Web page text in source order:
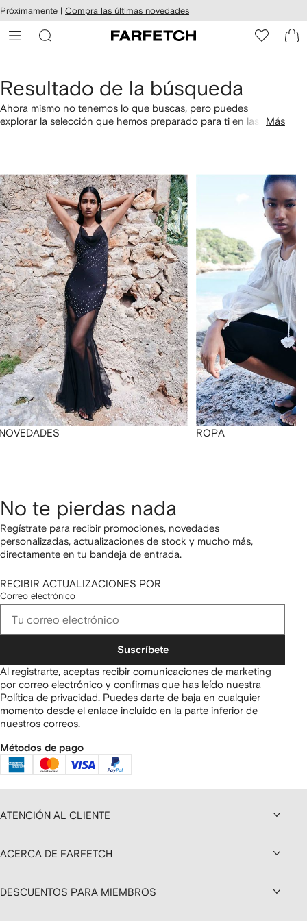
al
Próximamente | Compra las últimas novedades
Resultado de la búsqueda
Ahora mismo no tenemos lo que buscas, pero puedes
explorar la selección que hemos preparado para ti en las
Más
ROPA
No te pierdas nada
Regístrate para recibir promociones, novedades
personalizadas, actualizaciones de stock y mucho más,
directamente en tu bandeja de entrada.
RECIBIR ACTUALIZACIONES POR
Correo electrónico
Suscríbete
Al registrarte, aceptas recibir comunicaciones de marketing
por correo electrónico y confirmas que has leído nuestra
Política de privacidad. Puedes darte de baja en cualquier
momento desde el enlace incluido en la parte inferior de
nuestros correos.
Métodos de pago
ATENCIÓN AL CLIENTE
ACERCA DE FARFETCH
DESCUENTOS PARA MIEMBROS